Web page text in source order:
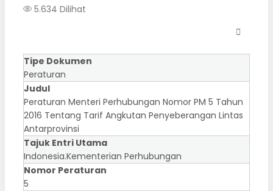
5.634 Dilihat
Tipe Dokumen
Peraturan
Judul
Peraturan Menteri Perhubungan Nomor PM 5 Tahun
2016 Tentang Tarif Angkutan Penyeberangan Lintas
Antarprovinsi
Tajuk Entri Utama
Indonesia.Kementerian Perhubungan
Nomor Peraturan
5